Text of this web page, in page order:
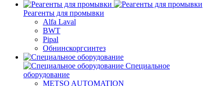
Реагенты для промывки
Alfa Laval
BWT
Pipal
Обнинскоргсинтез
Специальное
оборудование
METSO AUTOMATION